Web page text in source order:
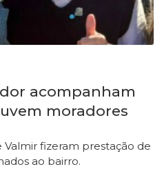
acompanham
moradores
fizeram prestação de
ao bairro.